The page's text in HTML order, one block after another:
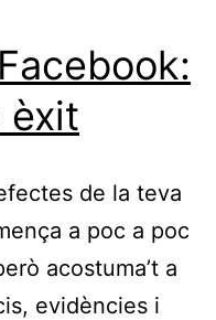
èxit
de la teva
a poc a poc
acostuma’t a
evidències i